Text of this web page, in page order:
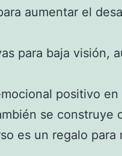
aumentar el
para baja visión,
positivo en
se construye
es un regalo para